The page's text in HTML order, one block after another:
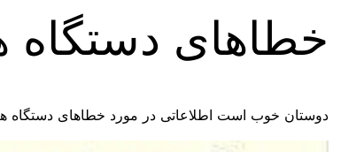
خطاهای دستگاه
دوستان خوب است اطلاعاتی در مورد خطاهای دستگاه